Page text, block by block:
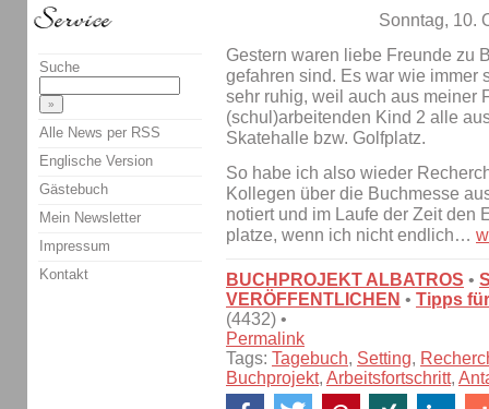
Sonntag, 10.
Gestern waren liebe Freunde zu
gefahren sind. Es war wie immer
sehr ruhig, weil auch aus meiner
(schul)arbeitenden Kind 2 alle
Skatehalle bzw. Golfplatz.
So habe ich also wieder
Kollegen über die Buchmesse
notiert und im Laufe der Zeit den
platze, wenn ich nicht endlich…
BUCHPROJEKT ALBATROS •
VERÖFFENTLICHEN • Tipps
(4432) •
Permalink
Tags: Tagebuch, Setting,
Buchprojekt, Arbeitsfortschritt,
Suche
Alle News per RSS
Englische Version
Gästebuch
Mein Newsletter
Impressum
Kontakt